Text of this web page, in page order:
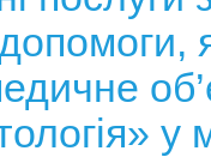
у